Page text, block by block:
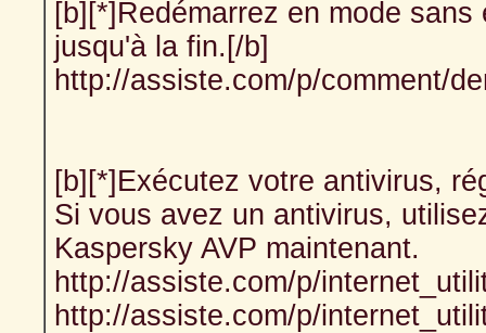
[b][*]Redémarrez en mode
jusqu'à la fin.[/b]
http://assiste.com/p/comment/
[b][*]Exécutez votre antivirus,
Si vous avez un antivirus,
Kaspersky AVP maintenant.
http://assiste.com/p/
http://assiste.com/p/